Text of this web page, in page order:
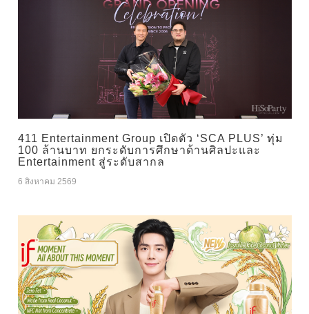
411 Entertainment Group เปิดตัว ‘SCA PLUS’ ทุ่ม
100 ล้านบาท ยกระดับการศึกษาด้านศิลปะและ
Entertainment สู่ระดับสากล
6 สิงหาคม 2569